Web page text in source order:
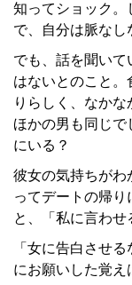
知ってショック。
で、自分は脈なし
でも、話を聞いて
はないとのこと
りらしく、なか
ほかの男も同じで
にいる？
彼女の気持ちがわ
ってデートの帰
と、「私に言わせ
「女に告白させ
にお願いした覚